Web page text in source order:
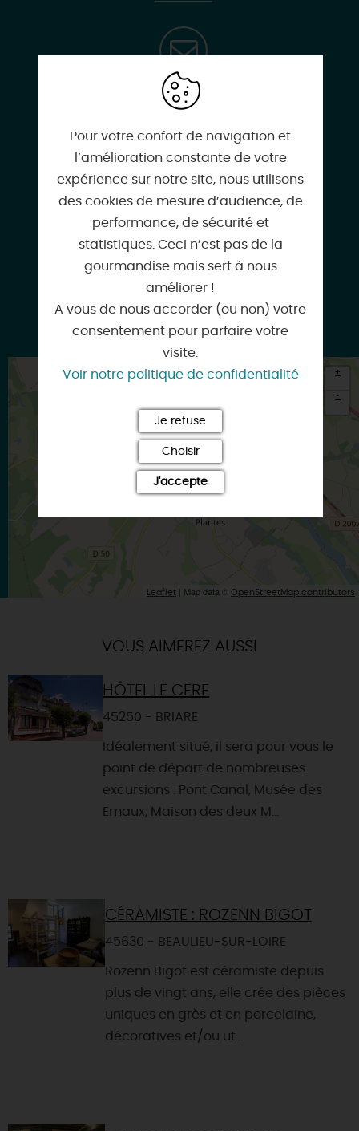
mairie@chatillonsurloire.fr
chatillon-sur-loire.com
www.terresdeloireetcanaux.com
chatillon-sur-loire.stationverte.com
Itinéraire vers
CHATILLON-SUR-LOIRE
+
-
Leaflet | Map data © OpenStreetMap contributors
VOUS AIMEREZ AUSSI
HÔTEL LE CERF
45250 - BRIARE
Idéalement situé, il sera pour vous le
point de départ de nombreuses
excursions : Pont Canal, Musée des
Emaux, Maison des deux M...
CÉRAMISTE : ROZENN BIGOT
45630 - BEAULIEU-SUR-LOIRE
Rozenn Bigot est céramiste depuis
plus de vingt ans, elle crée des pièces
uniques en grès et en porcelaine,
décoratives et/ou ut...
Pour votre confort de navigation et
l’amélioration constante de votre
expérience sur notre site, nous utilisons
des cookies de mesure d’audience, de
performance, de sécurité et
statistiques. Ceci n’est pas de la
gourmandise mais sert à nous
améliorer !
A vous de nous accorder (ou non) votre
consentement pour parfaire votre
visite.
Voir notre politique de confidentialité
Je refuse
Choisir
J'accepte